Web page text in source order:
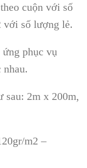
cuộn với số
với số lượng lẻ.
ứng phục vụ
nhau.
sau: 2m x 200m,
m2 –